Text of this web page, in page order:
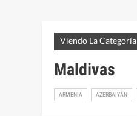
Viendo La Categoría
Maldivas
ARMENIA AZERBAIYÁN